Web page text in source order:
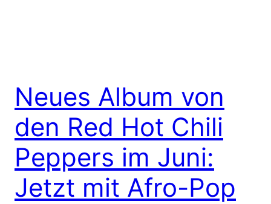
Neues Album von
den Red Hot Chili
Peppers im Juni:
Jetzt mit Afro-Pop